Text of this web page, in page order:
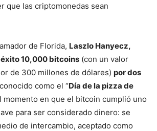
que las criptomonedas sean
de Florida, Laszlo Hanyecz,
10,000 bitcoins (con un valor
de 300 millones de dólares) por dos
como el “Día de la pizza de
momento en que el bitcoin cumplió uno
para ser considerado dinero: se
de intercambio, aceptado como